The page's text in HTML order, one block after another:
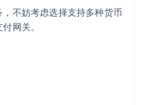
，不妨考虑选择支持多种货币
网关。